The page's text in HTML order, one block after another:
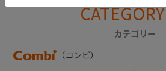
CATEGORY
カテゴリー
（コンビ）